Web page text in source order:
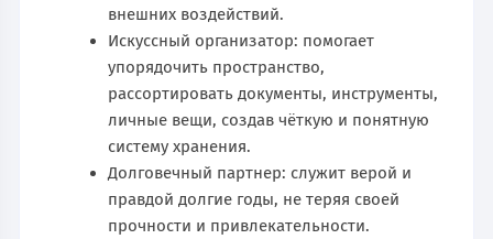
внешних воздействий.
Искусcный организатор: помогает
упорядочить пространство,
рассортировать документы, инструменты,
личные вещи, создав чёткую и понятную
систему хранения.
Долговечный партнер: служит верой и
правдой долгие годы, не теряя своей
прочности и привлекательности.